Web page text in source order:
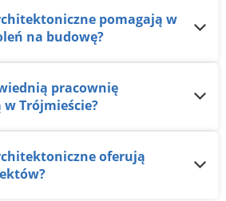
na budowę?
Trójmieście?